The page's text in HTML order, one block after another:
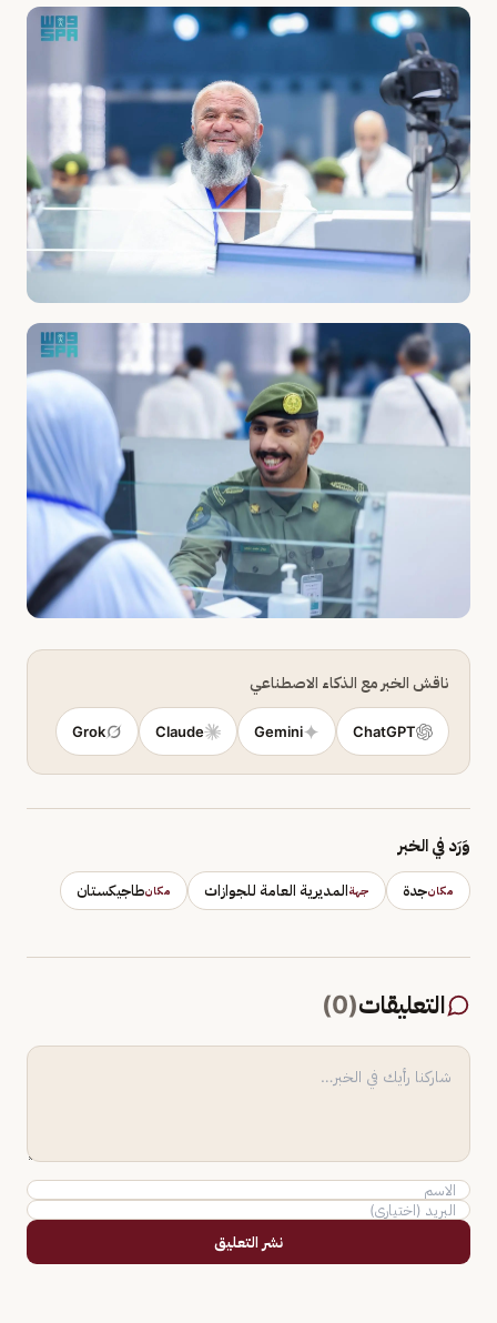
ناقش الخبر مع الذكاء الاصطناعي
ChatGPT
Gemini
Claude
Grok
وَرَد في الخبر
مكانجدة جهةالمديرية العامة للجوازات مكانطاجيكستان
التعليقات(
0
)
نشر التعليق